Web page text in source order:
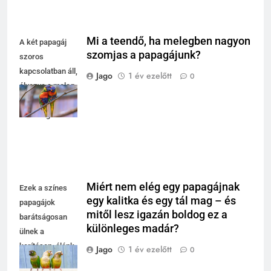
A két papagáj
szoros
kapcsolatban áll,
élvezve a meleg
időt és egymás
társaságát.
Mi a teendő, ha melegben nagyon
szomjas a papagájunk?
Jago
1 év ezelőtt 0
Ezek a színes
papagájok
barátságosan
ülnek a
kerítésen, élénk
színeikkel
Miért nem elég egy papagájnak
egy kalitka és egy tál mag – és
mitől lesz igazán boldog ez a
különleges madár?
Jago
1 év ezelőtt 0